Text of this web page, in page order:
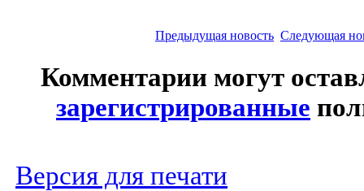
Предыдущая новость Следующая
Комментарии могут
зарегистрированные
Версия для печати